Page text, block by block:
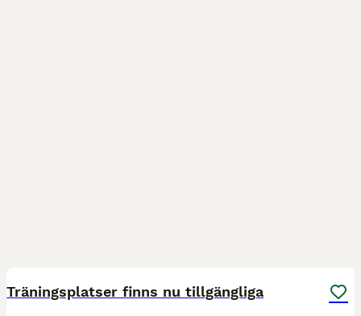
Träningsplatser finns nu tillgängliga